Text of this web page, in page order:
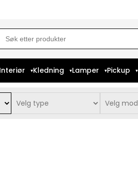
for:
Interiør Kledning Lamper Pickup